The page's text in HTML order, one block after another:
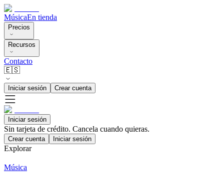
MúsicaEn tienda
Precios
Recursos
Contacto
🇪🇸
Iniciar sesión Crear cuenta
Iniciar sesión
Sin tarjeta de crédito. Cancela cuando quieras.
Crear cuenta Iniciar sesión
Explorar
Música